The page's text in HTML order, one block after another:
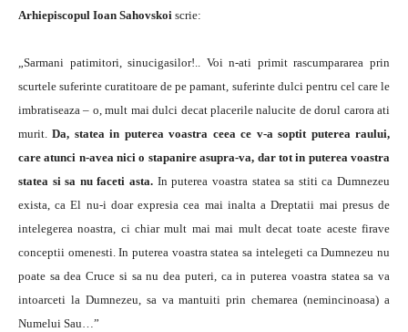
Arhiepiscopul Ioan Sahovskoi scrie:
„Sarmani patimitori, sinucigasilor!.. Voi n-ati primit rascumpararea prin
scurtele suferinte curatitoare de pe pamant, suferinte dulci pentru cel care le
imbratiseaza – o, mult mai dulci decat placerile nalucite de dorul carora ati
murit.Da, statea in puterea voastra ceea ce v-a soptit puterea raului,
care atunci n-avea nici o stapanire asupra-va, dar tot in puterea voastra
statea si sa nu faceti asta. In puterea voastra statea sa stiti ca Dumnezeu
exista, ca El nu-i doar expresia cea mai inalta a Dreptatii mai presus de
intelegerea noastra, ci chiar mult mai mai mult decat toate aceste firave
conceptii omenesti. In puterea voastra statea sa intelegeti ca Dumnezeu nu
poate sa dea Cruce si sa nu dea puteri, ca in puterea voastra statea sa va
intoarceti la Dumnezeu, sa va mantuiti prin chemarea (nemincinoasa) a
Numelui Sau…”